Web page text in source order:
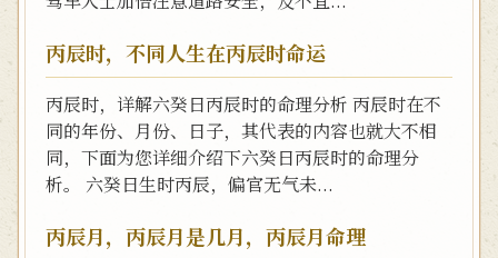
丙辰时，不同人生在丙辰时命运
丙辰时，详解六癸日丙辰时的命理分析 丙辰时在不
同的年份、月份、日子，其代表的内容也就大不相
同，下面为您详细介绍下六癸日丙辰时的命理分
析。 六癸日生时丙辰，偏官无气未...
丙辰月，丙辰月是几月，丙辰月命理